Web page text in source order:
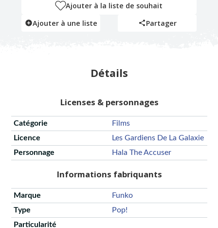
Ajouter à la liste de souhait
Ajouter à une liste
Partager
Détails
Licenses & personnages
Catégorie
Films
Licence
Les Gardiens De La Galaxie
Personnage
Hala The Accuser
Informations fabriquants
Marque
Funko
Type
Pop!
Particularité